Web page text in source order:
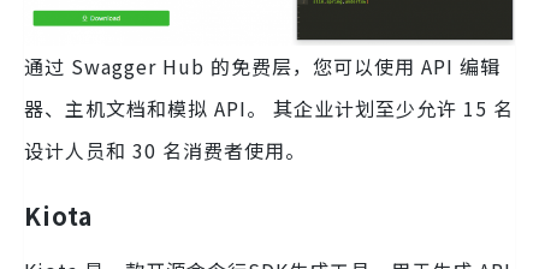
通过 Swagger Hub 的免费层，您可以使用 API 编辑
器、主机文档和模拟 API。 其企业计划至少允许 15 名
设计人员和 30 名消费者使用。
Kiota